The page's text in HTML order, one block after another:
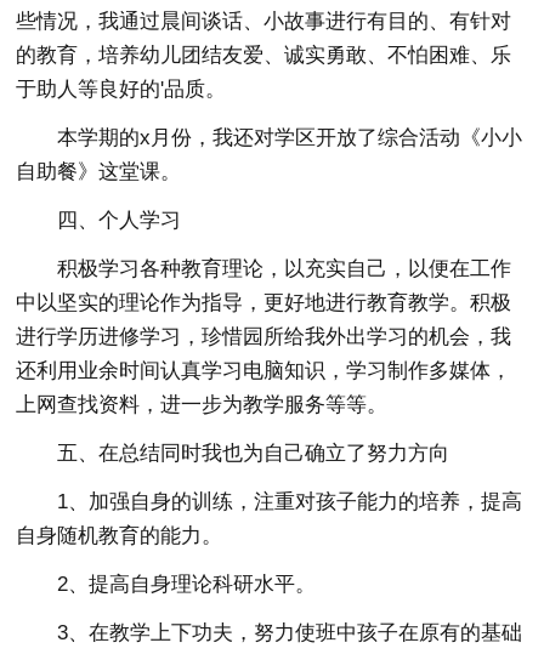
些情况，我通过晨间谈话、小故事进行有目的、有针对
的教育，培养幼儿团结友爱、诚实勇敢、不怕困难、乐
于助人等良好的'品质。
本学期的x月份，我还对学区开放了综合活动《小小
自助餐》这堂课。
四、个人学习
积极学习各种教育理论，以充实自己，以便在工作
中以坚实的理论作为指导，更好地进行教育教学。积极
进行学历进修学习，珍惜园所给我外出学习的机会，我
还利用业余时间认真学习电脑知识，学习制作多媒体，
上网查找资料，进一步为教学服务等等。
五、在总结同时我也为自己确立了努力方向
1、加强自身的训练，注重对孩子能力的培养，提高
自身随机教育的能力。
2、提高自身理论科研水平。
3、在教学上下功夫，努力使班中孩子在原有的基础